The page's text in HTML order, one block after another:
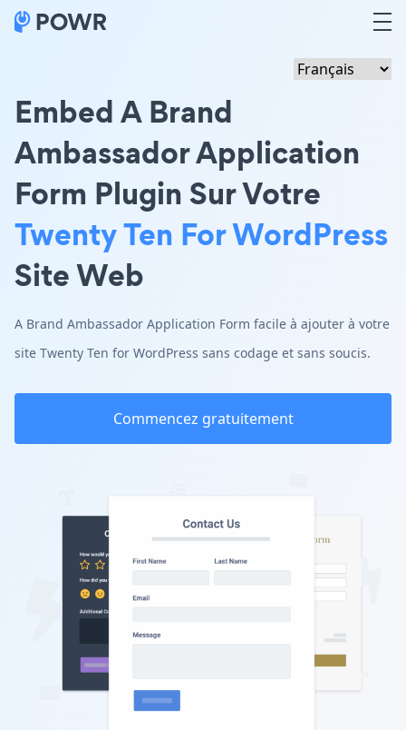
Embed A Brand
Ambassador Application
Form Plugin Sur Votre
Twenty Ten For WordPress
Site Web
A Brand Ambassador Application Form facile à ajouter à votre
site Twenty Ten for WordPress sans codage et sans soucis.
Commencez gratuitement